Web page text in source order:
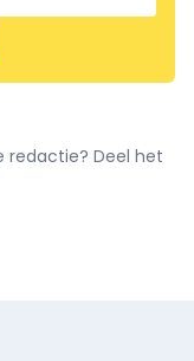
redactie? Deel het